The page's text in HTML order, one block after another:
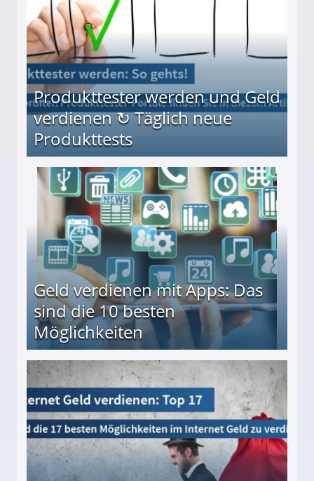
Produkttester werden und Geld
verdienen ↻ Täglich neue
Produkttests
↻ Täglich neue Produkttests
Geld verdienen mit Apps: Das
sind die 10 besten
Möglichkeiten
besten Möglichkeiten